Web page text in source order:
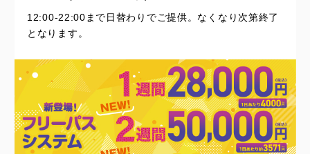
12:00-22:00まで日替わりでご提供。なくなり次第終了
となります。